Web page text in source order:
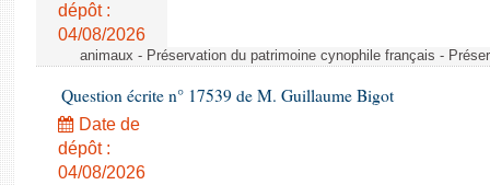
dépôt :
04/08/2026
animaux - Préservation du patrimoine cynophile français -
Question écrite n° 17539 de M. Guillaume Bigot
Date de
dépôt :
04/08/2026